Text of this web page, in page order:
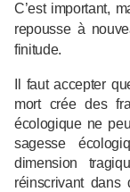
C’est important,
repousse à
finitude.
Il faut accepter
mort crée des
écologique ne
sagesse
dimension
réinscrivant dans